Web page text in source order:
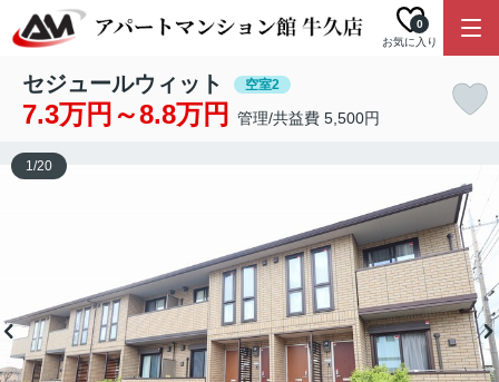
お気に入り
0
セジュールウィット 空室2
7.3万円～8.8万円 管理/共益費 5,500円
1/20